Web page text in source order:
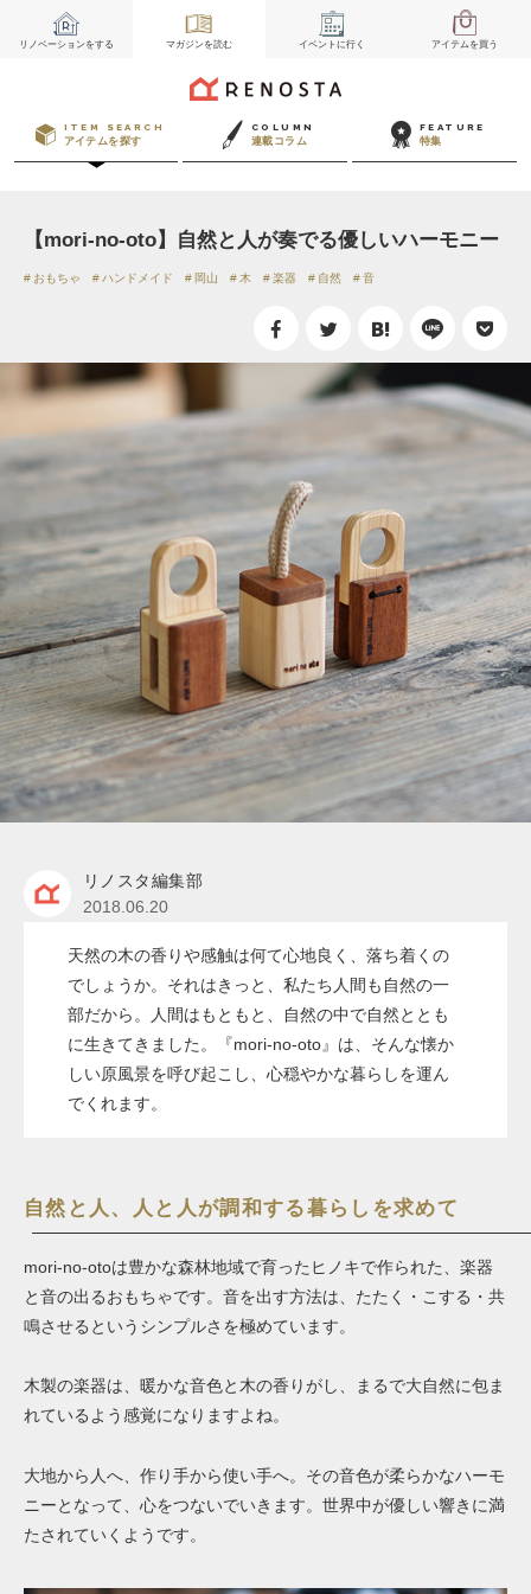
リノベーションをする マガジンを読む イベント に行く アイテムを買う
ITEM SEARCH
アイテムを探す
COLUMN
連載コラム
FEATURE
特集
【mori-no-oto】自然と人が奏でる優しいハーモニー
おもちゃ ハンドメイド 岡山 木 楽器 自然 音
リノスタ編集部
2018.06.20
天然の木の香りや感触は何て心地良く、落ち着くの
でしょうか。それはきっと、私たち人間も自然の一
部だから。人間はもともと、自然の中で自然ととも
に生きてきました。『mori-no-oto』は、そんな懐か
しい原風景を呼び起こし、心穏やかな暮らしを運ん
でくれます。
自然と人、人と人が調和する暮らしを求めて
mori-no-otoは豊かな森林地域で育ったヒノキで作られた、楽器
と音の出るおもちゃです。音を出す方法は、たたく・こする・共
鳴させるというシンプルさを極めています。
木製の楽器は、暖かな音色と木の香りがし、まるで大自然に包ま
れているよう感覚になりますよね。
大地から人へ、作り手から使い手へ。その音色が柔らかなハーモ
ニーとなって、心をつないでいきます。世界中が優しい響きに満
たされていくようです。